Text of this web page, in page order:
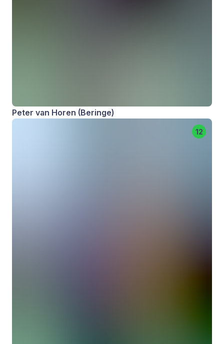
Peter van Horen (Beringe)
12